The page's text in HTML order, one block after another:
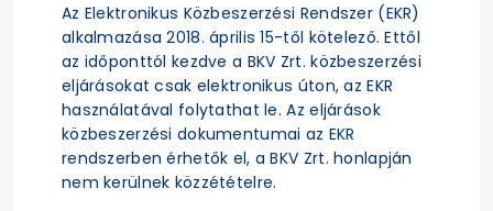
Az Elektronikus Közbeszerzési Rendszer (EKR)
alkalmazása 2018. április 15-től kötelező. Ettől
az időponttól kezdve a BKV Zrt. közbeszerzési
eljárásokat csak elektronikus úton, az EKR
használatával folytathat le. Az eljárások
közbeszerzési dokumentumai az EKR
rendszerben érhetők el, a BKV Zrt. honlapján
nem kerülnek közzétételre.